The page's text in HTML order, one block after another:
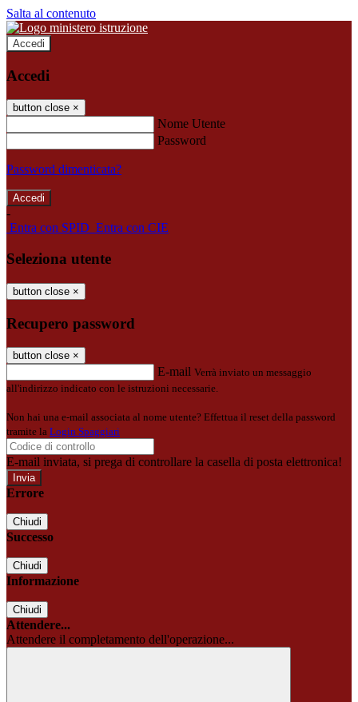
Salta al contenuto
Accedi
Accedi
button close ×
Nome Utente
Password
Password dimenticata?
-
Entra con SPID Entra con CIE
Seleziona utente
button close ×
Recupero password
button close ×
E-mail Verrà inviato un messaggio
all'indirizzo indicato con le istruzioni necessarie.
Non hai una e-mail associata al nome utente? Effettua il reset della password
tramite la Login Spaggiari
E-mail inviata, si prega di controllare la casella di posta elettronica!
Errore
Chiudi
Successo
Chiudi
Informazione
Chiudi
Attendere...
Attendere il completamento dell'operazione...